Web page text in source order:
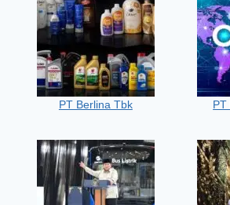
PT Berlina Tbk